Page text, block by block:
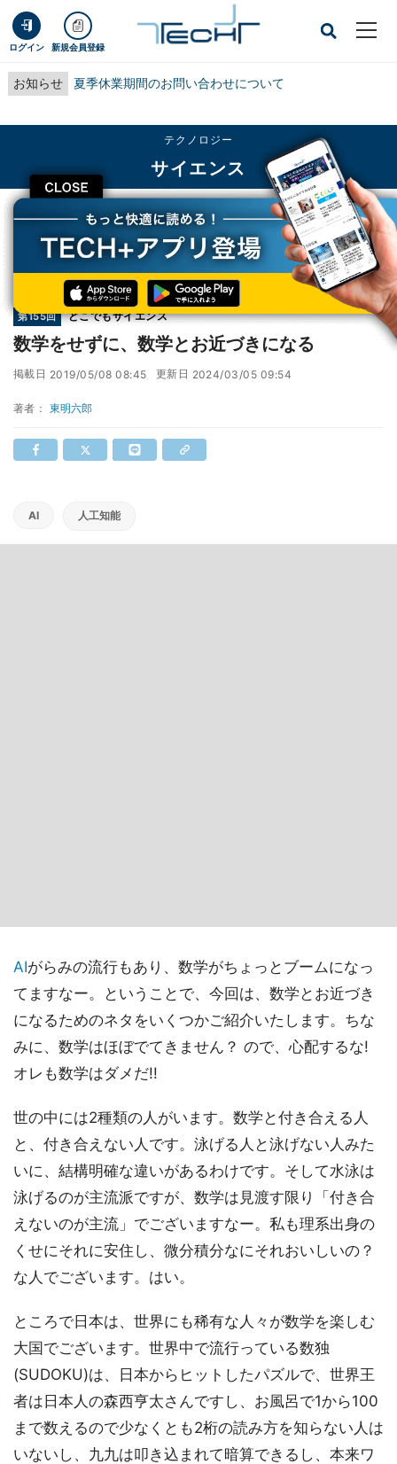
ログイン 新規会員登録
お知らせ 夏季休業期間のお問い合わせについて
CLOSE
テクノロジー
サイエンス
TECH+ テクノロジー
サイエンス
数学をせずに、数学とお近づきになる
第155回 どこでもサイエンス
数学をせずに、数学とお近づきになる
掲載日 2019/05/08 08:45 更新日 2024/03/05 09:54
著者： 東明六郎
AI 人工知能
AIがらみの流行もあり、数学がちょっとブームになっ
てますなー。ということで、今回は、数学とお近づき
になるためのネタをいくつかご紹介いたします。ちな
みに、数学はほぼでてきません？ ので、心配するな!
オレも数学はダメだ!!
世の中には2種類の人がいます。数学と付き合える人
と、付き合えない人です。泳げる人と泳げない人みた
いに、結構明確な違いがあるわけです。そして水泳は
泳げるのが主流派ですが、数学は見渡す限り「付き合
えないのが主流」でございますなー。私も理系出身の
くせにそれに安住し、微分積分なにそれおいしいの？
な人でございます。はい。
ところで日本は、世界にも稀有な人々が数学を楽しむ
大国でございます。世界中で流行っている数独
(SUDOKU)は、日本からヒットしたパズルで、世界王
者は日本人の森西亨太さんですし、お風呂で1から100
まで数えるので少なくとも2桁の読み方を知らない人は
いないし、九九は叩き込まれて暗算できるし、本来ワ